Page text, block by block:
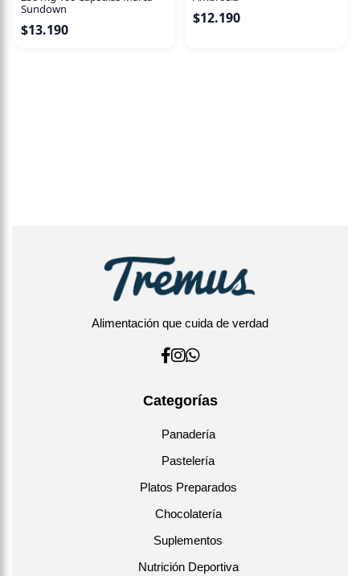
Sundown
$13.190
$12.190
Alimentación que cuida de verdad
Categorías
Panadería
Pastelería
Platos Preparados
Chocolatería
Suplementos
Nutrición Deportiva